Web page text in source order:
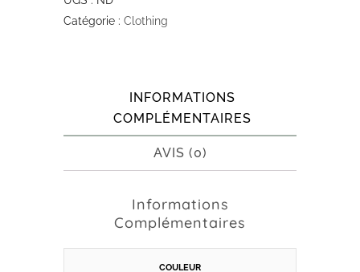
Catégorie : Clothing
INFORMATIONS
COMPLÉMENTAIRES
AVIS (0)
Informations
Complémentaires
COULEUR